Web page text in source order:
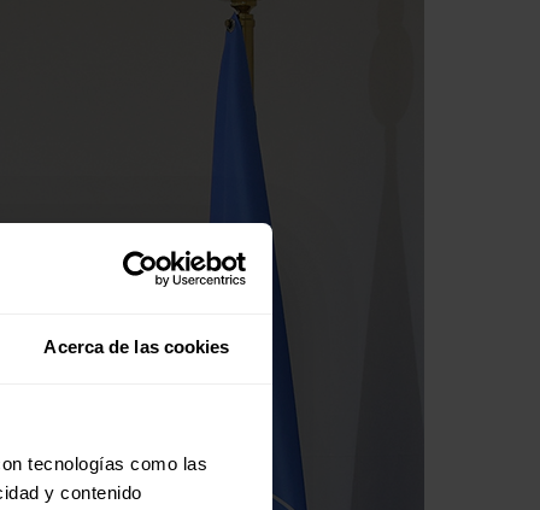
Acerca de las cookies
tecnologías como las
y contenido